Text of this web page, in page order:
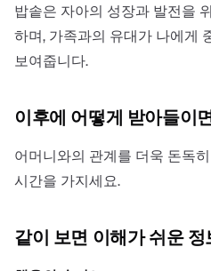
밥솥은 자아의 성장과 발전을
하며, 가족과의 유대가 나에게
보여줍니다.
이후에 어떻게 받아들이
어머니와의 관계를 더욱 돈독
시간을 가지세요.
같이 보면 이해가 쉬운 정